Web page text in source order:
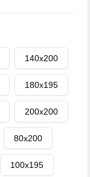
140x200
180x195
200x200
80x200
100x195